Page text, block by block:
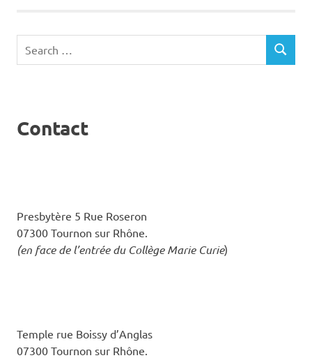
for:
SEARCH
Contact
Presbytère 5 Rue Roseron
07300 Tournon sur Rhône.
(en face de l’entrée du Collège Marie Curie)
Temple rue Boissy d’Anglas
07300 Tournon sur Rhône.